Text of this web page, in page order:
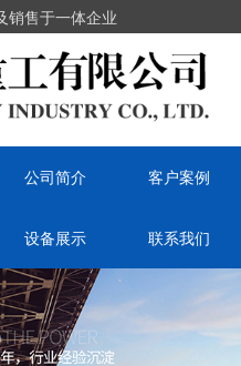
销售于一体企业
公司简介 客户案例
设备展示 联系我们